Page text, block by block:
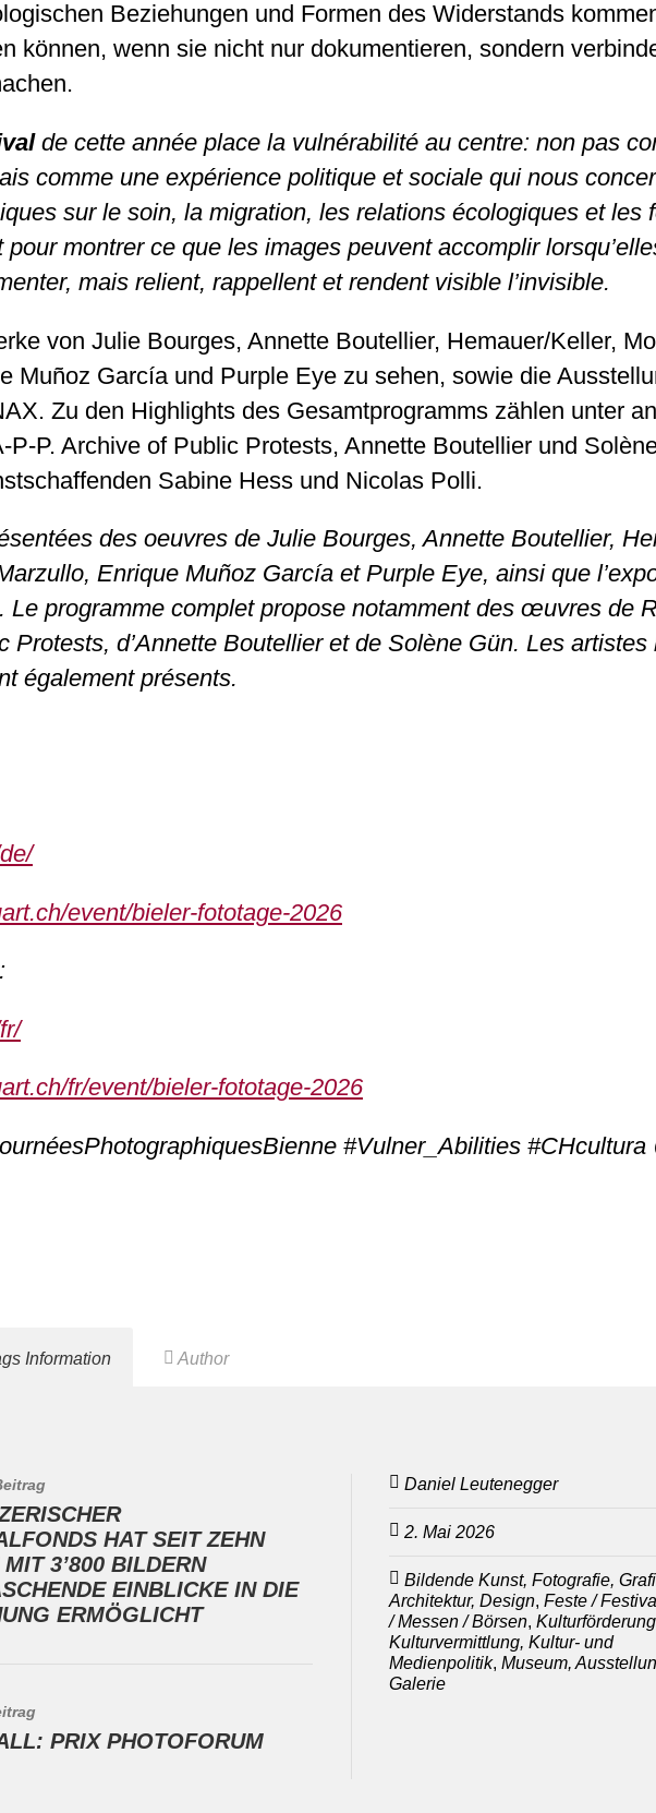
Beziehungen und Formen des Widerstands
können, wenn sie nicht nur dokumentieren, sondern
de cette année place la vulnérabilité au centre: non pas
comme une expérience politique et sociale qui nous
sur le soin, la migration, les relations écologiques et les
montrer ce que les images peuvent accomplir
mais relient, rappellent et rendent visible l’invisible.
von Julie Bourges, Annette Boutellier, Hemauer/Keller,
Muñoz García und Purple Eye zu sehen, sowie die
Zu den Highlights des Gesamtprogramms zählen unter
P-P. Archive of Public Protests, Annette Boutellier und
Sabine Hess und Nicolas Polli.
des oeuvres de Julie Bourges, Annette Boutellier,
Enrique Muñoz García et Purple Eye, ainsi que
Le programme complet propose notamment des œuvres de
Protests, d’Annette Boutellier et de Solène Gün. Les
également présents.
event/bieler-fototage-2026
fr/event/bieler-fototage-2026
#Vulner_Abilities #CHcultura
Information Author
Daniel Leutenegger
2. Mai 2026
Bildende Kunst, Fotografie,
Architektur, Design, Feste /
/ Messen / Börsen,
Kulturvermittlung, Kultur- und
Medienpolitik, Museum,
Galerie
HAT SEIT ZEHN
3’800 BILDERN
EINBLICKE IN DIE
ERMÖGLICHT
PRIX PHOTOFORUM